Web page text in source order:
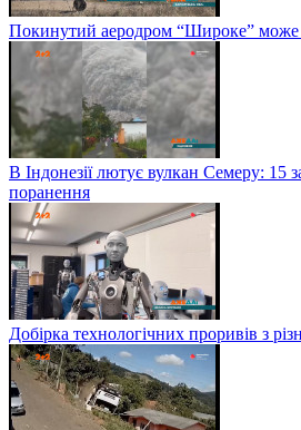
Покинутий аеродром “Широке” може
В Індонезії лютує вулкан Семеру: 15
поранення
Добірка технологічних проривів з